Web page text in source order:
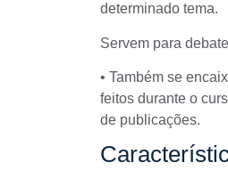
determinado tema.
Servem para
• Também se
feitos durante o
de publicações.